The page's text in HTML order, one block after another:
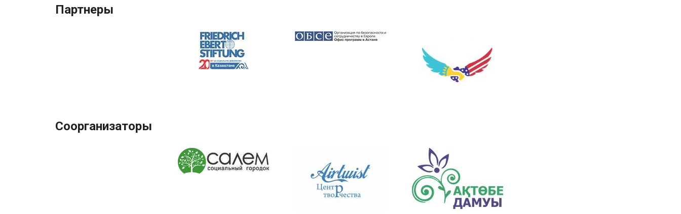
Партнеры
Соорганизаторы